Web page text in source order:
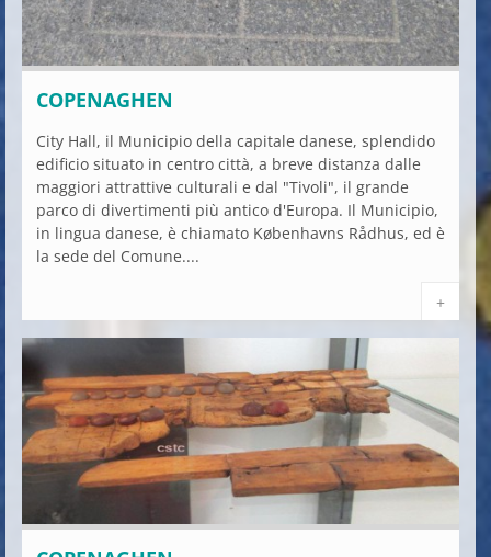
COPENAGHEN
City Hall, il Municipio della capitale danese, splendido
edificio situato in centro città, a breve distanza dalle
maggiori attrattive culturali e dal "Tivoli", il grande
parco di divertimenti più antico d'Europa. Il Municipio,
in lingua danese, è chiamato Københavns Rådhus, ed è
la sede del Comune....
+